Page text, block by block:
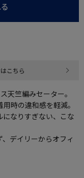
こちら
天竺編みセーター。
時の違和感を軽減。
なりすぎない、こな
デイリーからオフィ